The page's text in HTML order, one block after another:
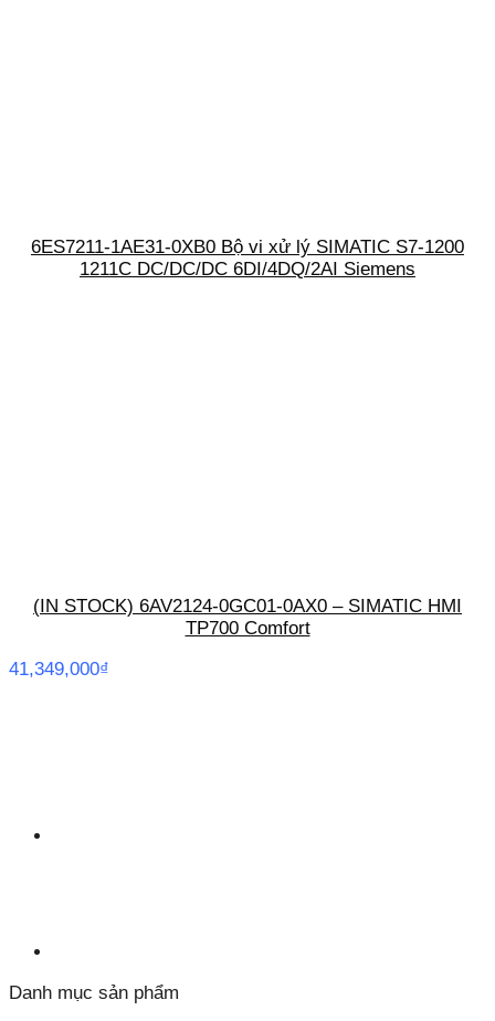
6ES7211-1AE31-0XB0 Bộ vi xử lý SIMATIC S7-1200
1211C DC/DC/DC 6DI/4DQ/2AI Siemens
(IN STOCK) 6AV2124-0GC01-0AX0 – SIMATIC HMI
TP700 Comfort
41,349,000₫
Danh mục sản phẩm